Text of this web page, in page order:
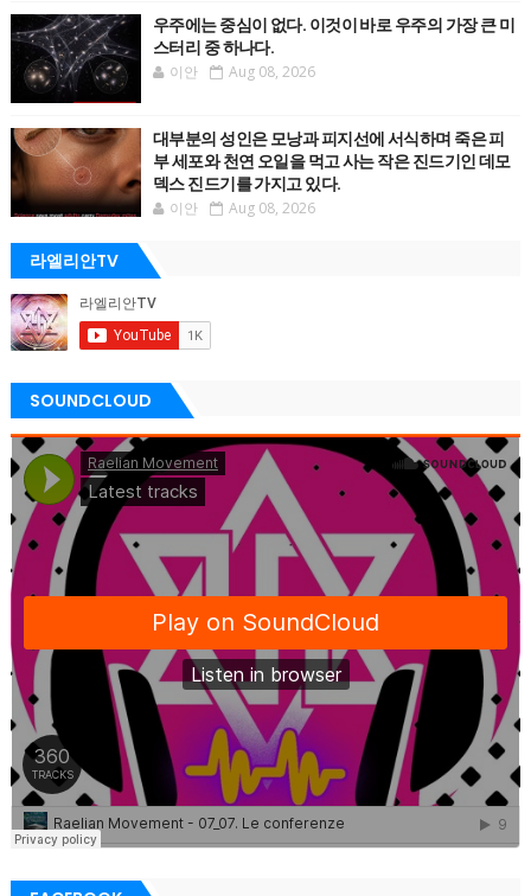
우주에는 중심이 없다. 이것이 바로 우주의 가장 큰 미
스터리 중 하나다.
이안 Aug 08, 2026
대부분의 성인은 모낭과 피지선에 서식하며 죽은 피
부 세포와 천연 오일을 먹고 사는 작은 진드기인 데모
덱스 진드기를 가지고 있다.
이안 Aug 08, 2026
라엘리안TV
SOUNDCLOUD